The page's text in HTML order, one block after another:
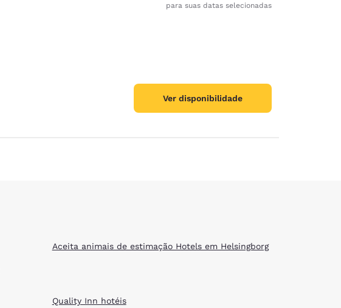
para suas datas selecionadas
Ver disponibilidade
Aceita animais de estimação Hotels em Helsingborg
Quality Inn hotéis